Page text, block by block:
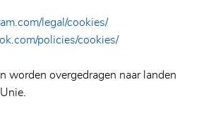
legal/cookies/
policies/cookies/
worden overgedragen naar landen